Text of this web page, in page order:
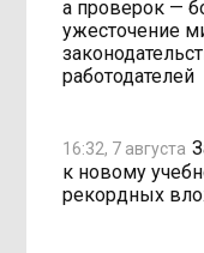
а проверок —
ужесточение
работодателей
16:32, 7 августа
к новому
рекордных